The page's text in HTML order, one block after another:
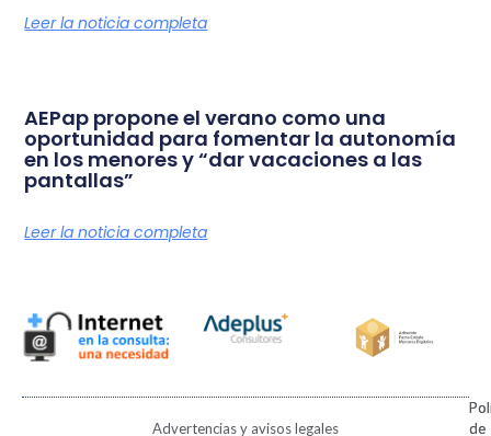
Leer la noticia completa
AEPap propone el verano como una
oportunidad para fomentar la autonomía
en los menores y “dar vacaciones a las
pantallas”
Leer la noticia completa
Advertencias y avisos legales
de
de